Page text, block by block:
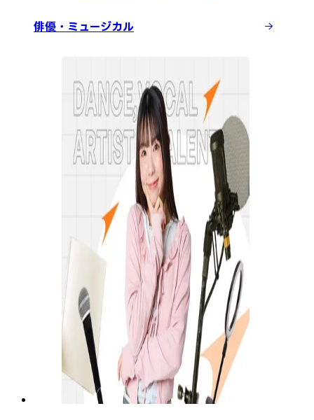
俳優・ミュージカル